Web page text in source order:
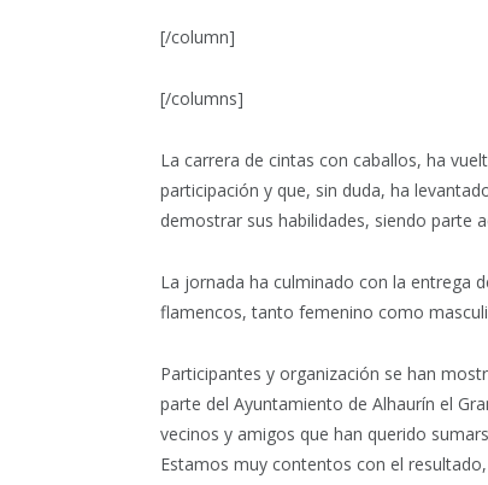
[/column]
[/columns]
La carrera de cintas con caballos, ha
participación y que, sin duda, ha
demostrar sus habilidades, siendo parte
La jornada ha culminado con la entrega
flamencos, tanto femenino como
Participantes y organización se han
parte del Ayuntamiento de Alhaurín el
vecinos y amigos que han querido
Estamos muy contentos con el